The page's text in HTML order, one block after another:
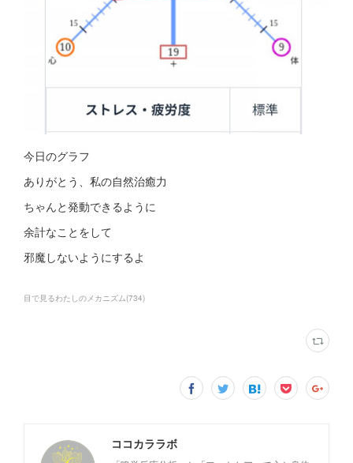
今日のグラフ
ありがとう、私の自然治癒力
ちゃんと発動できるように
余計なことをして
邪魔しないようにするよ
目で見るわたしのメカニズム(734)
ココカララボ